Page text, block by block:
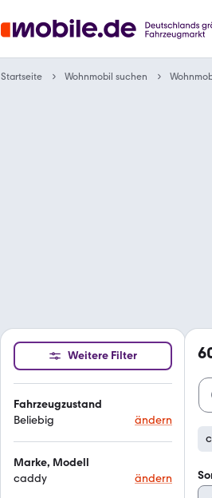
Startseite Wohnmobil suchen
Weitere Filter
Fahrzeugzustand
Beliebig
ändern
Marke, Modell
caddy
ändern